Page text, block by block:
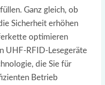
Ganz gleich, ob
Sicherheit erhöhen
optimieren
UHF-RFID-Lesegeräte
die Sie für
Betrieb